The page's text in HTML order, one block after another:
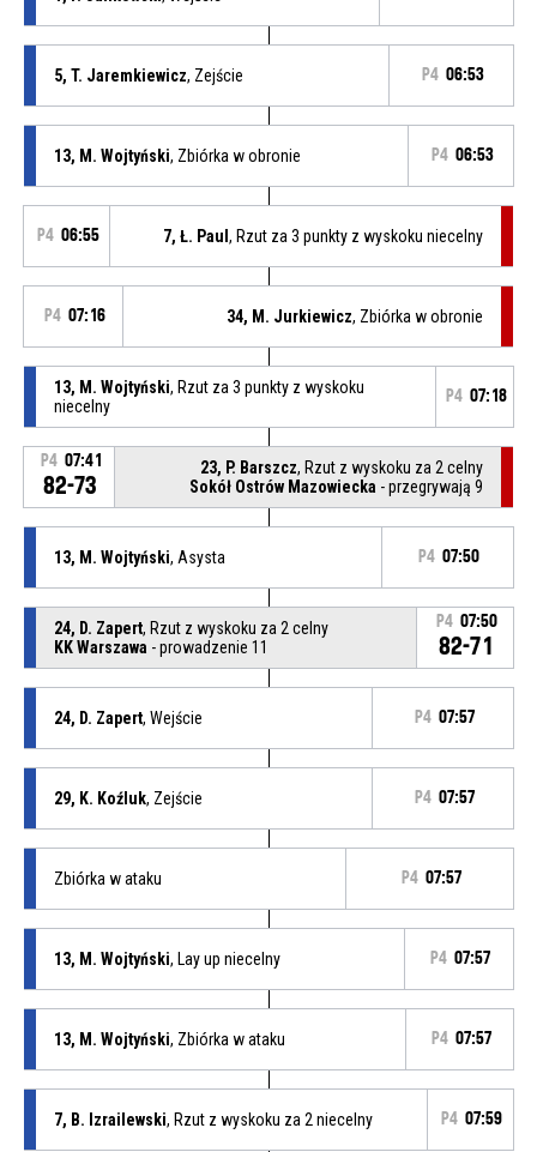
5, T. Jaremkiewicz, Zejście P4 06:53
13, M. Wojtyński, Zbiórka w obronie P4 06:53
P4 06:55 7, Ł. Paul, Rzut za 3 punkty z wyskoku niecelny
P4 07:16 34, M. Jurkiewicz, Zbiórka w obronie
13, M. Wojtyński, Rzut za 3 punkty z wyskoku
niecelny
P4 07:18
P4 07:41
82-73
23, P. Barszcz, Rzut z wyskoku za 2 celny
Sokół Ostrów Mazowiecka - przegrywają 9
13, M. Wojtyński, Asysta P4 07:50
24, D. Zapert, Rzut z wyskoku za 2 celny
KK Warszawa - prowadzenie 11
P4 07:50
82-71
24, D. Zapert, Wejście P4 07:57
29, K. Koźluk, Zejście P4 07:57
Zbiórka w ataku P4 07:57
13, M. Wojtyński, Lay up niecelny P4 07:57
13, M. Wojtyński, Zbiórka w ataku P4 07:57
7, B. Izrailewski, Rzut z wyskoku za 2 niecelny P4 07:59